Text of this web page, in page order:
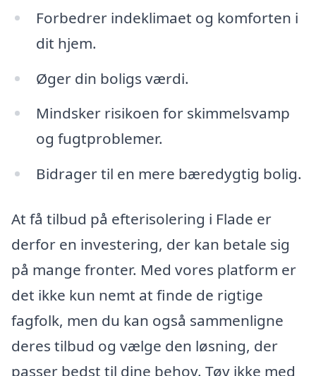
Forbedrer indeklimaet og komforten i
dit hjem.
Øger din boligs værdi.
Mindsker risikoen for skimmelsvamp
og fugtproblemer.
Bidrager til en mere bæredygtig bolig.
At få tilbud på efterisolering i Flade er
derfor en investering, der kan betale sig
på mange fronter. Med vores platform er
det ikke kun nemt at finde de rigtige
fagfolk, men du kan også sammenligne
deres tilbud og vælge den løsning, der
passer bedst til dine behov. Tøv ikke med